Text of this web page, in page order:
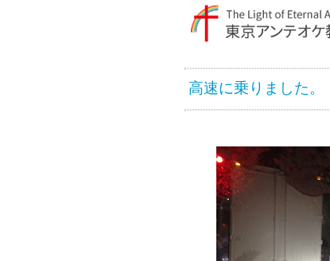
高速に乗りました。